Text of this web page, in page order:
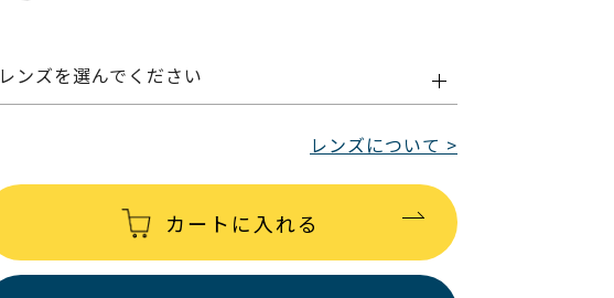
レンズを選んでください
レンズについて >
カートに入れる